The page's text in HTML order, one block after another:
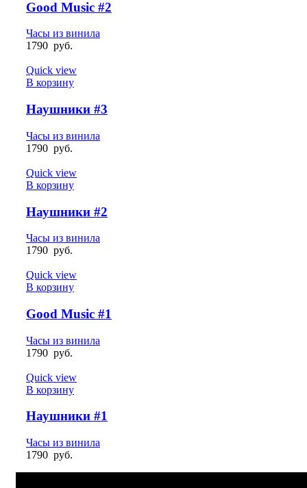
Good Music #2
Часы из винила
1790 руб.
Quick view
В корзину
Наушники #3
Часы из винила
1790 руб.
Quick view
В корзину
Наушники #2
Часы из винила
1790 руб.
Quick view
В корзину
Good Music #1
Часы из винила
1790 руб.
Quick view
В корзину
Наушники #1
Часы из винила
1790 руб.